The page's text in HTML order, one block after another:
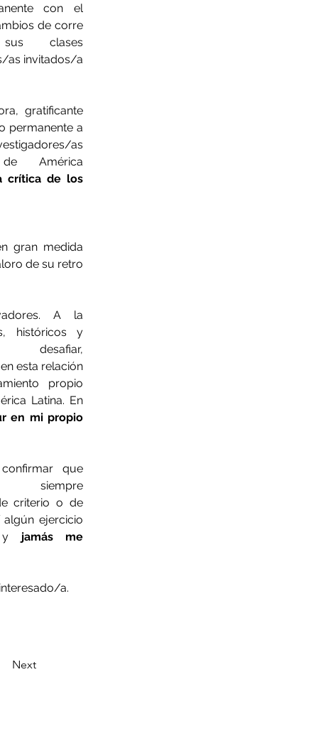
con el
de corre
clases
as invitados/a
gratificante
permanente a
as
América
crítica de los
gran medida
de su retro
A la
históricos y
esta relación
propio
Latina. En
en mi propio
que
criterio o de
ejercicio
y jamás me
a.
Next